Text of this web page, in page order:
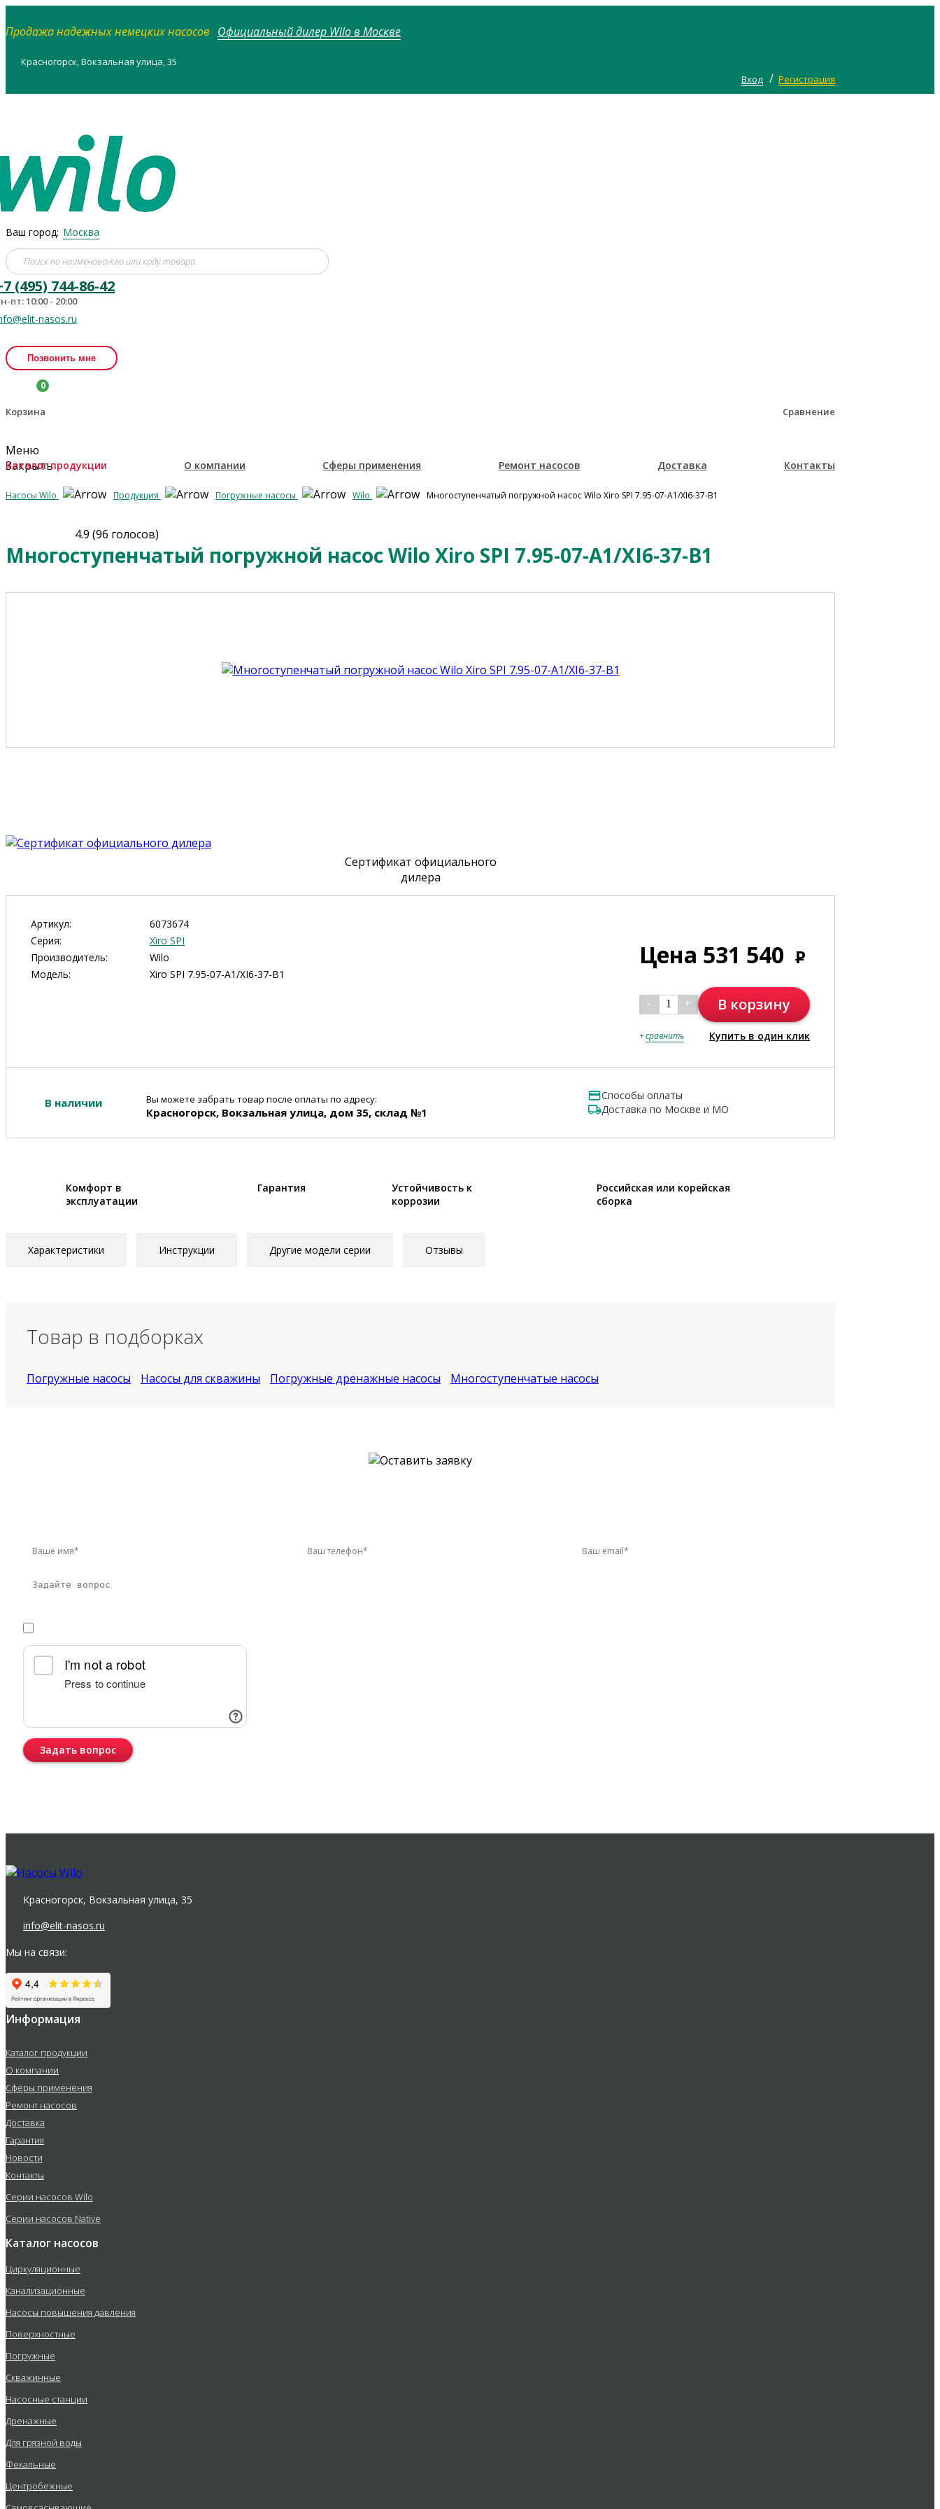
Продажа надежных немецких насосов Официальный дилер Wilo в Москве
Красногорск, Вокзальная улица, 35
Вход / Регистрация
Ваш город: Москва
(495) 744-86-42
пт: 10:00 - 20:00
nasos.ru
Позвонить мне
Корзина
0
Сравнение
Меню
Закрыть
Каталог продукции О компании Сферы применения Ремонт насосов Доставка Контакты
Насосы Wilo Продукция Погружные насосы Wilo Многоступенчатый погружной насос Wilo Xiro SPI 7.95-07-A1/XI6-37-B1
4.9 (96 голосов)
Многоступенчатый погружной насос Wilo Xiro SPI 7.95-07-A1/XI6-37-B1
Сертификат официального
дилера
Артикул:
6073674
Серия:
Xiro SPI
Производитель:
Wilo
Модель:
Xiro SPI 7.95-07-A1/XI6-37-B1
Цена 531 540 Р
- 1 + В корзину
+сравнить Купить в один клик
В наличии Вы можете забрать товар после оплаты по адресу:
Красногорск, Вокзальная улица, дом 35, склад №1
Способы оплаты
Доставка по Москве и МО
Комфорт в
эксплуатации
Гарантия
Устойчивость к
коррозии
Российская или корейская
сборка
Характеристики Инструкции Другие модели серии Отзывы
Товар в подборках
Погружные насосы Насосы для скважины Погружные дренажные насосы Многоступенчатые насосы
Задать вопрос
Красногорск, Вокзальная улица, 35
info@elit-nasos.ru
Мы на связи:
Информация
Каталог продукции
О компании
Сферы применения
Ремонт насосов
Доставка
Гарантия
Новости
Контакты
Серии насосов Wilo
Серии насосов Native
Каталог насосов
Циркуляционные
Канализационные
Насосы повышения давления
Поверхностные
Погружные
Скважинные
Насосные станции
Дренажные
Для грязной воды
Фекальные
Центробежные